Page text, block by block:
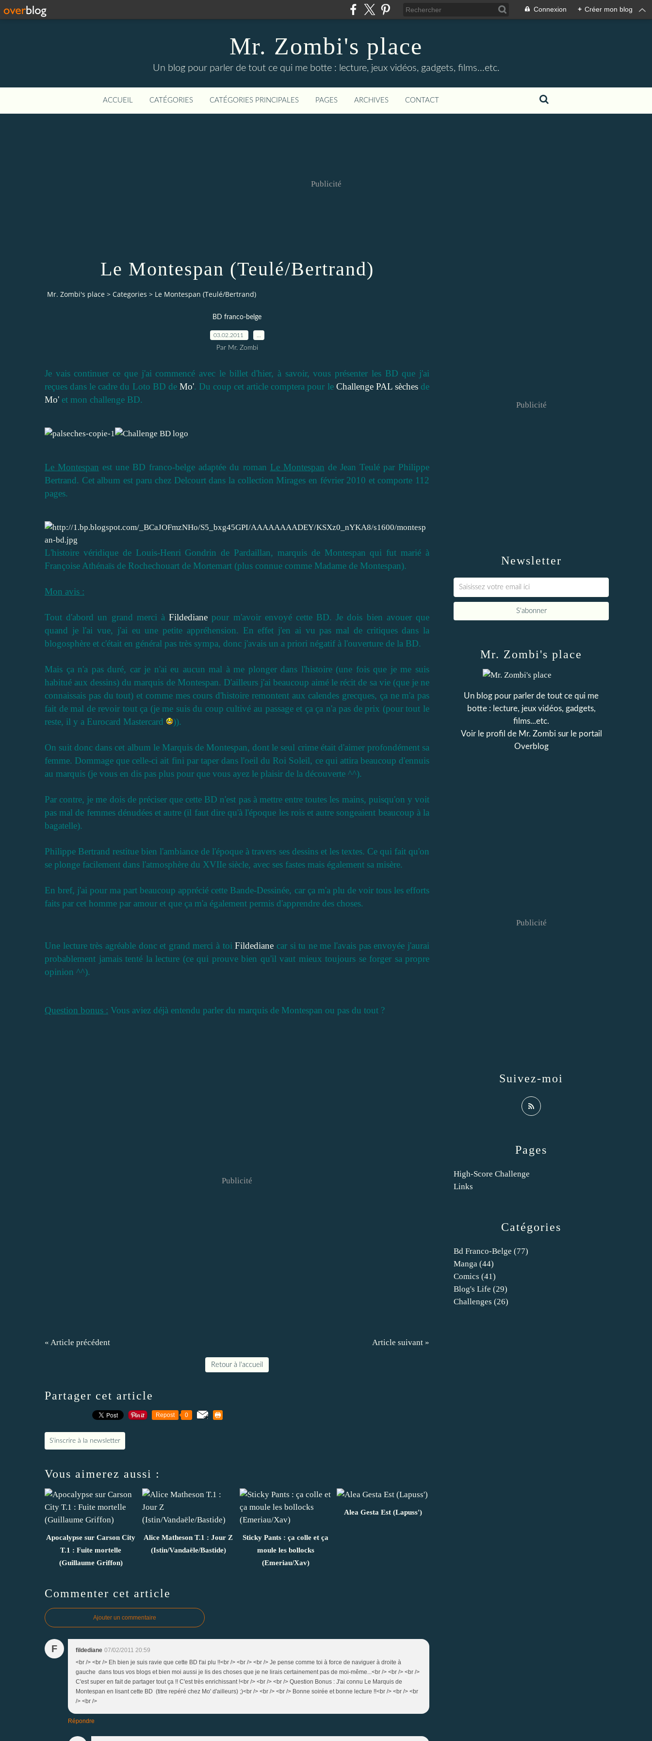
Connexion + Créer mon blog
Mr. Zombi's place
Un blog pour parler de tout ce qui me botte : lecture, jeux vidéos, gadgets, films...etc.
ACCUEIL CATÉGORIES CATÉGORIES PRINCIPALES PAGES ARCHIVES CONTACT
Publicité
Le Montespan (Teulé/Bertrand)
Mr. Zombi's place > Categories > Le Montespan (Teulé/Bertrand)
BD franco-belge
03.02.2011
Par Mr. Zombi
Je vais continuer ce que j'ai commencé avec le billet d'hier, à savoir, vous présenter les BD que j'ai
reçues dans le cadre du Loto BD de Mo'. Du coup cet article comptera pour le Challenge PAL sèchesde
Mo' et mon challenge BD.
Le Montespan est une BD franco-belge adaptée du roman Le Montespan de Jean Teulé par Philippe
Bertrand. Cet album est paru chez Delcourt dans la collection Mirages en février 2010 et comporte 112
pages.
L'histoire véridique de Louis-Henri Gondrin de Pardaillan, marquis de Montespan qui fut marié à
Françoise Athénaïs de Rochechouart de Mortemart (plus connue comme Madame de Montespan).
Mon avis :
Tout d'abord un grand merci àFildediane pour m'avoir envoyé cette BD. Je dois bien avouer que
quand je l'ai vue, j'ai eu une petite appréhension. En effet j'en ai vu pas mal de critiques dans la
blogosphère et c'était en général pas très sympa, donc j'avais un a priori négatif à l'ouverture de la BD.
Mais ça n'a pas duré, car je n'ai eu aucun mal à me plonger dans l'histoire (une fois que je me suis
habitué aux dessins) du marquis de Montespan. D'ailleurs j'ai beaucoup aimé le récit de sa vie (que je ne
connaissais pas du tout) et comme mes cours d'histoire remontent aux calendes grecques, ça ne m'a pas
fait de mal de revoir tout ça (je me suis du coup cultivé au passage et ça ça n'a pas de prix (pour tout le
reste, il y a Eurocard Mastercard
)).
On suit donc dans cet album le Marquis de Montespan, dont le seul crime était d'aimer profondément sa
femme. Dommage que celle-ci ait fini par taper dans l'oeil du Roi Soleil, ce qui attira beaucoup d'ennuis
au marquis (je vous en dis pas plus pour que vous ayez le plaisir de la découverte ^^).
Par contre, je me dois de préciser que cette BD n'est pas à mettre entre toutes les mains, puisqu'on y voit
pas mal de femmes dénudées et autre (il faut dire qu'à l'époque les rois et autre songeaient beaucoup à la
bagatelle).
Philippe Bertrand restitue bien l'ambiance de l'époque à travers ses dessins et les textes. Ce qui fait qu'on
se plonge facilement dans l'atmosphère du XVIIe siècle, avec ses fastes mais également sa misère.
En bref, j'ai pour ma part beaucoup apprécié cette Bande-Dessinée, car ça m'a plu de voir tous les efforts
faits par cet homme par amour et que ça m'a également permis d'apprendre des choses.
Une lecture très agréable donc et grand merci à toiFildediane car si tu ne me l'avais pas envoyée j'aurai
probablement jamais tenté la lecture (ce qui prouve bien qu'il vaut mieux toujours se forger sa propre
opinion ^^).
Question bonus : Vous aviez déjà entendu parler du marquis de Montespan ou pas du tout ?
Publicité
« Article précédent Article suivant »
Retour à l'accueil
Partager cet article
Repost 0
S'inscrire à la newsletter
Vous aimerez aussi :
Apocalypse sur Carson City
T.1 : Fuite mortelle
(Guillaume Griffon)
Alice Matheson T.1 : Jour Z
(Istin/Vandaële/Bastide)
Sticky Pants : ça colle et ça
moule les bollocks
(Emeriau/Xav)
Alea Gesta Est (Lapuss')
Commenter cet article
Ajouter un commentaire
F fildediane 07/02/2011 20:59
<br /> <br /> Eh bien je suis ravie que cette BD t'ai plu !!<br /> <br /> <br /> Je pense comme toi à force de naviguer à droite à
gauche dans tous vos blogs et bien moi aussi je lis des choses que je ne lirais certainement pas de moi-même...<br /> <br /> <br />
C'est super en fait de partager tout ça !! C'est très enrichissant !<br /> <br /> <br /> Question Bonus : J'ai connu Le Marquis de
Montespan en lisant cette BD (titre repéré chez Mo' d'ailleurs) ;)<br /> <br /> <br /> Bonne soirée et bonne lecture !!<br /> <br /> <br
/> <br />
Répondre
Newsletter
Publicité
Catégories
Bd Franco-Belge (77)
Manga (44)
Comics (41)
Blog's Life (29)
Challenges (26)
Pages
High-Score Challenge
Links
Mr. Zombi's place
Un blog pour parler de tout ce qui me
botte : lecture, jeux vidéos, gadgets,
films...etc.
Voir le profil de Mr. Zombi sur le portail
Overblog
Suivez-moi
Publicité